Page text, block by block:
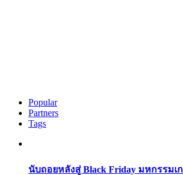
Popular
Partners
Tags
นับถอยหลังสู่ Black Friday มหกรรมเ